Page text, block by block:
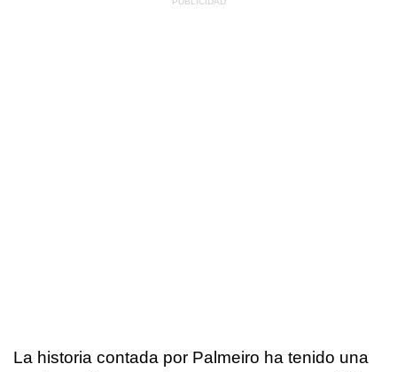
La historia contada por Palmeiro ha tenido una